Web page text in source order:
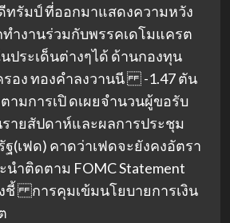
ทรัมป์ ที่ออกมาแสดงความหวัง
ทํางานร่วมกับพรรคเดโมแครต
ประเด็นต่างๆได้ ด้านกองทุน
รอง ทองคําลงวานนี -1.47 ตัน
มการเปิ ดเผยจํานวนผู้ขอรับ
ายสัปดาห์และผลการประชุม
(เฟด) คาดว่าเฟดจะยังคงอัตรา
าติดตาม FOMC Statement
การคุมเข้มนโยบายการเงิน